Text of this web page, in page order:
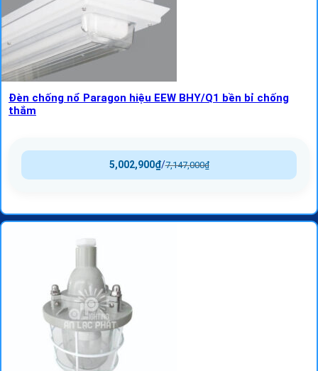
Đèn chống nổ Paragon hiệu EEW BHY/Q1 bền bỉ chống
thắm
7,147,000₫
/
5,002,900₫